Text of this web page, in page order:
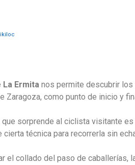
La Ermita nos permite descubrir los
Zaragoza, como punto de inicio y
que sorprende al ciclista visitante es
cierta técnica para recorrerla sin
el collado del paso de caballerías,